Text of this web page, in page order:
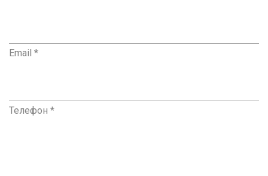
Email *
Телефон *